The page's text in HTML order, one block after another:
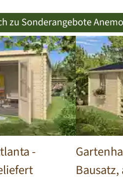
zu Sonderangebote
-